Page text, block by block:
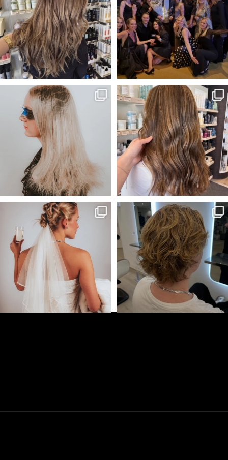
41 2 282 50
Vårat bidrag till Årets frisör
kollektion!🖤
...
55
Solkyssta slingor☀️
Frisör-Evelina🎨...
33 1
Wilmas och My’s bidrag till Årets
frisör kategori...
64 1
Kunden önskade sig mer textur
och ett lättare hår...
52 1